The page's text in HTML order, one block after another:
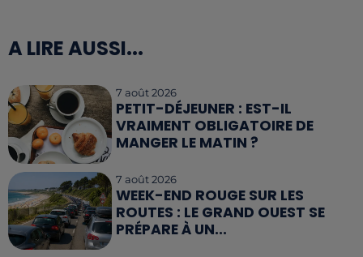
A LIRE AUSSI...
7 août 2026
PETIT-DÉJEUNER : EST-IL
VRAIMENT OBLIGATOIRE DE
MANGER LE MATIN ?
7 août 2026
WEEK-END ROUGE SUR LES
ROUTES : LE GRAND OUEST SE
PRÉPARE À UN...